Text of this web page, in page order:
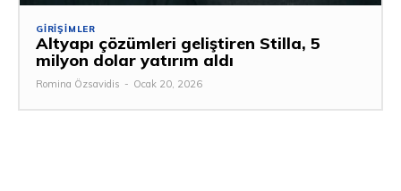
GIRIŞIMLER
Altyapı çözümleri geliştiren Stilla, 5
milyon dolar yatırım aldı
Romina Özsavidis - Ocak 20, 2026